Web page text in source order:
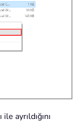
ayrıldığını